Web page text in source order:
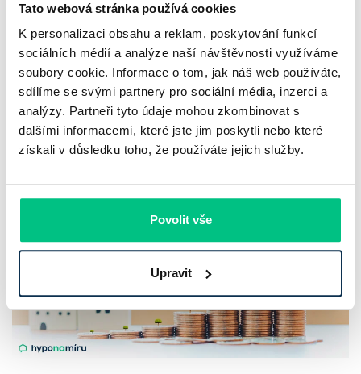
Tato webová stránka používá cookies
K personalizaci obsahu a reklam, poskytování funkcí
sociálních médií a analýze naší návštěvnosti využíváme
soubory cookie. Informace o tom, jak náš web používáte,
sdílíme se svými partnery pro sociální média, inzerci a
analýzy. Partneři tyto údaje mohou zkombinovat s
dalšími informacemi, které jste jim poskytli nebo které
získali v důsledku toho, že používáte jejich služby.
Povolit vše
Upravit
klesá a trh zrychluje
Český trh rekreačních nemovitostí letos ukazuje nečekanou
odolnost. Chaty a chalupy podle čerstvých dat za poslední
2 roky zdražily o 21,8 %, zároveň ale výrazně ubylo nabídek
a prodejní tempo…
Pavel Pohanka|aktualizováno: 04.08.2026